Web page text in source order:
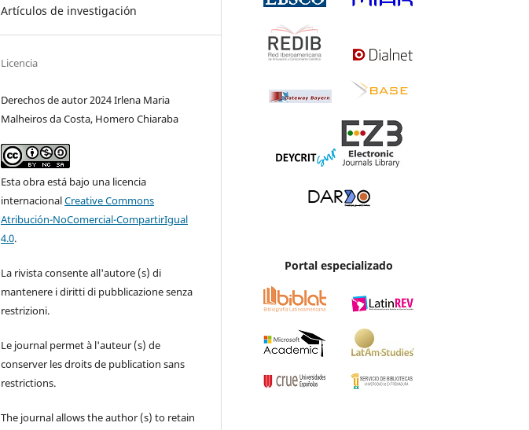
Artículos de investigación
Licencia
Derechos de autor 2024 Irlena Maria
Malheiros da Costa, Homero Chiaraba
Esta obra está bajo una licencia
internacionalCreative Commons
Atribución-NoComercial-CompartirIgual
4.0.
La rivista consente all'autore (s) di
mantenere i diritti di pubblicazione senza
restrizioni.
Le journal permet à l'auteur (s) de
conserver les droits de publication sans
restrictions.
The journal allows the author (s) to retain
Portal especializado